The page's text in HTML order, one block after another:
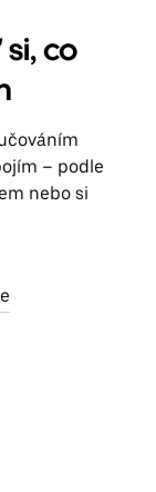
co
– podle
nebo si